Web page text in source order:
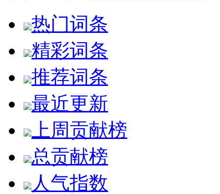
热门词条
精彩词条
推荐词条
最近更新
上周贡献榜
总贡献榜
人气指数